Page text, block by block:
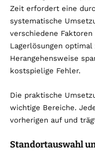
Zeit erfordert eine
systematische
verschiedene
Lagerlösungen
Herangehensweise
kostspielige Fehler.
Die praktische
wichtige Bereiche.
vorherigen auf und
Standortauswahl